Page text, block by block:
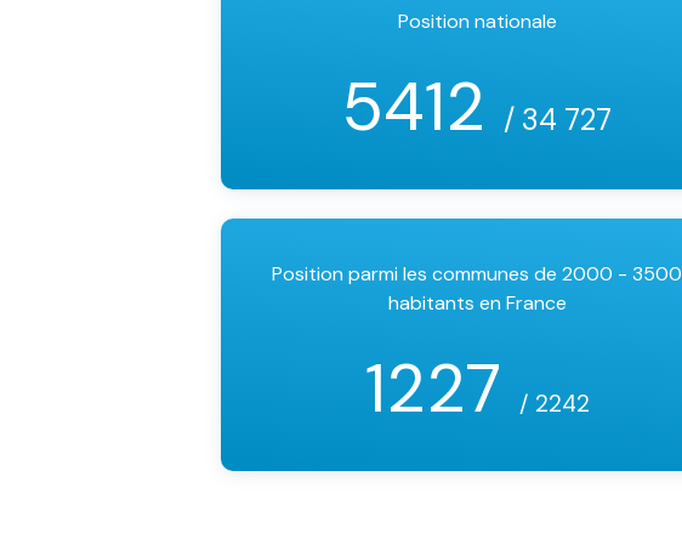
Position nationale
5412 / 34 727
Position parmi les communes de 2000 - 3500
habitants en France
1227 / 2242